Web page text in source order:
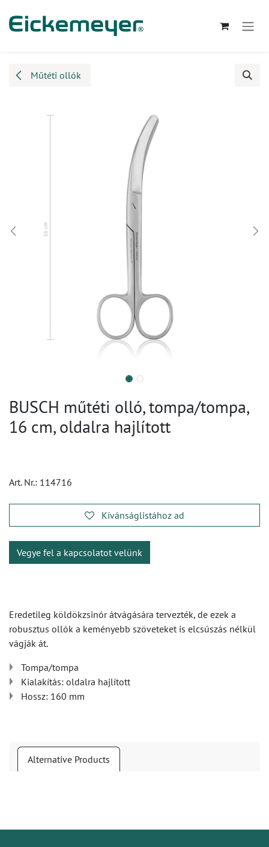
Műtéti ollók
BUSCH műtéti olló, tompa/tompa,
16 cm, oldalra hajlított
Art. Nr.: 114716
Kívánságlistához ad
Vegye fel a kapcsolatot velünk
Eredetileg köldökzsinór átvágására tervezték, de ezek a
robusztus ollók a keményebb szöveteket is elcsúszás nélkül
vágják át.
Tompa/tompa
Kialakítás: oldalra hajlított
Hossz: 160 mm
Alternative Products